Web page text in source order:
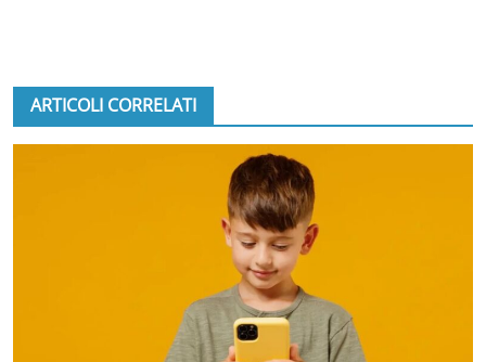
ARTICOLI CORRELATI